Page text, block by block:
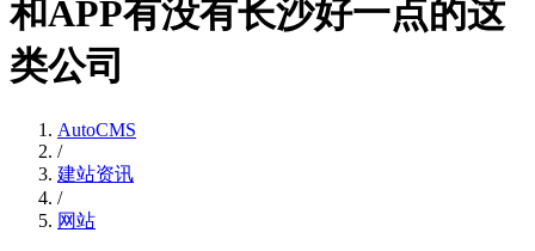
和APP有没有长沙好一点的这
类公司
AutoCMS
/
建站资讯
/
网站